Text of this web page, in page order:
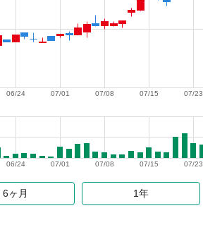
07/23
07/15
07/08
07/01
06/24
07/23
07/15
07/08
07/01
06/24
6ヶ月 1年